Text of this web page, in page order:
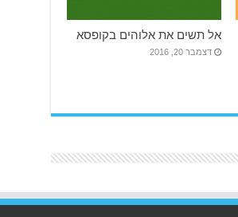
אל תשים את אלוהים בקופסא
דצמבר 20, 2016